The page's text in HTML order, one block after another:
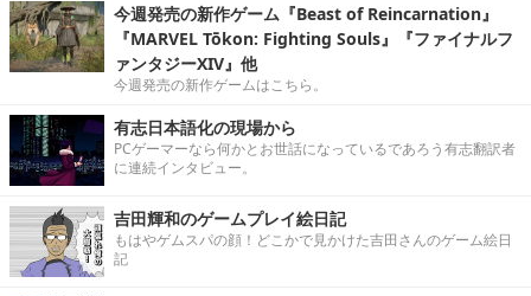
今週発売の新作ゲーム『Beast of Reincarnation』
『MARVEL Tōkon: Fighting Souls』『ファイナルフ
ァンタジーXIV』他
今週発売の新作ゲームはこちら。
有志日本語化の現場から
PCゲーマーなら何かとお世話になっているであろう有志翻訳者
に連続インタビュー。
吉田輝和のゲームプレイ絵日記
もはやゲムスパの顔！どこかで見かけた吉田さんのゲーム絵日
記